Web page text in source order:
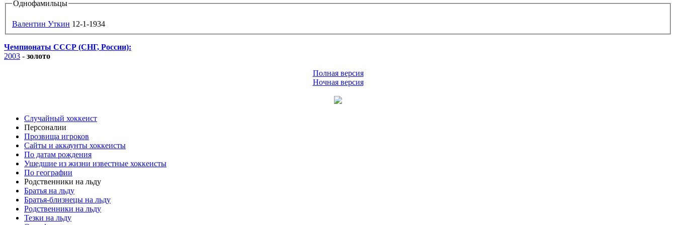
Однофамильцы
Валентин Уткин 12-1-1934
Чемпионаты СССР (СНГ, России):
2003 - золото
Полная версия
Ночная версия
Случайный хоккеист
Персоналии
Прозвища игроков
Сайты и аккаунты хоккеисты
По датам рождения
Ушедшие из жизни известные хоккеисты
По географии
Родственники на льду
Братья на льду
Братья-близнецы на льду
Родственники на льду
Тезки на льду